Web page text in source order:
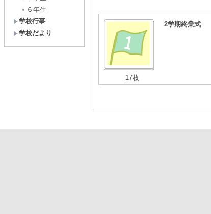
６年生
学校行事
学校だより
17枚
2学期終業式